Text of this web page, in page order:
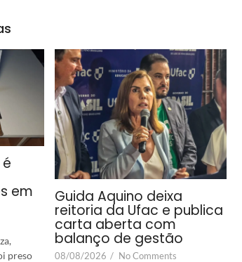
em
preso
Guida Aquino deixa
reitoria da Ufac e publica
carta aberta com
balanço de gestão
08/08/2026 / No Comments